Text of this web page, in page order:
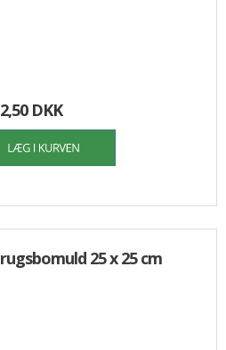
DKK
25 x 25 cm